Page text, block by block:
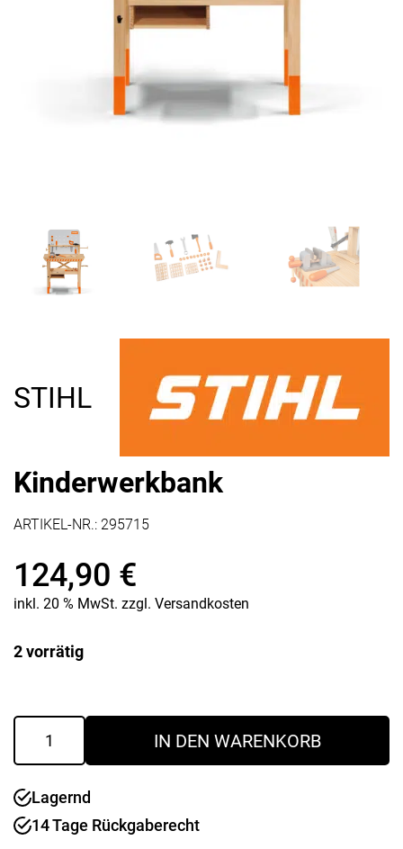
STIHL
Kinderwerkbank
ARTIKEL-NR.: 295715
124,90 €
inkl. 20 % MwSt. zzgl. Versandkosten
2 vorrätig
Kinderwerkbank
Menge
IN DEN WARENKORB
Lagernd
14 Tage Rückgaberecht